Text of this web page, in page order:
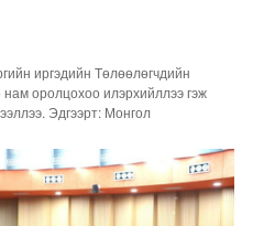
иргэдийн Төлөөлөгчдийн
оролцохоо илэрхийллээ гэж
Эдгээрт: Монгол